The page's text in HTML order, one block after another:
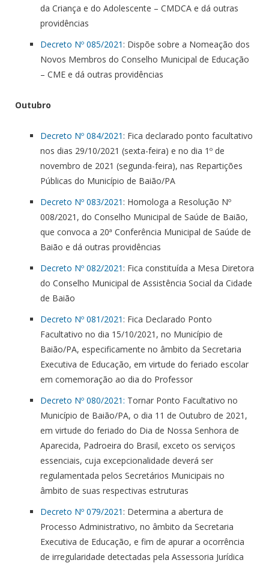
da Criança e do Adolescente – CMDCA e dá outras
providências
Decreto Nº 085/2021 : Dispõe sobre a Nomeação dos
Novos Membros do Conselho Municipal de Educação
– CME e dá outras providências
Outubro
Decreto Nº 084/2021 : Fica declarado ponto facultativo
nos dias 29/10/2021 (sexta-feira) e no dia 1º de
novembro de 2021 (segunda-feira), nas Repartições
Públicas do Município de Baião/PA
Decreto Nº 083/2021 : Homologa a Resolução Nº
008/2021, do Conselho Municipal de Saúde de Baião,
que convoca a 20ª Conferência Municipal de Saúde de
Baião e dá outras providências
Decreto Nº 082/2021 : Fica constituída a Mesa Diretora
do Conselho Municipal de Assistência Social da Cidade
de Baião
Decreto Nº 081/2021 : Fica Declarado Ponto
Facultativo no dia 15/10/2021, no Município de
Baião/PA, especificamente no âmbito da Secretaria
Executiva de Educação, em virtude do feriado escolar
em comemoração ao dia do Professor
Decreto Nº 080/2021: Tornar Ponto Facultativo no
Município de Baião/PA, o dia 11 de Outubro de 2021,
em virtude do feriado do Dia de Nossa Senhora de
Aparecida, Padroeira do Brasil, exceto os serviços
essenciais, cuja excepcionalidade deverá ser
regulamentada pelos Secretários Municipais no
âmbito de suas respectivas estruturas
Decreto Nº 079/2021 : Determina a abertura de
Processo Administrativo, no âmbito da Secretaria
Executiva de Educação, e fim de apurar a ocorrência
de irregularidade detectadas pela Assessoria Jurídica